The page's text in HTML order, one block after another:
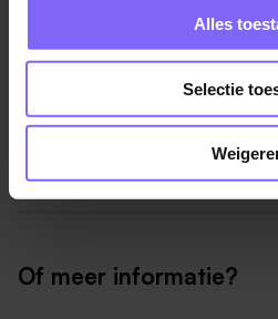
Alles
Selectie
externe stakeholders.
Je bent verantwoordelijk
en de maandafsluiting.
Je leidt of ondersteunt
systeemprojecten, zoals
Je signaleert
Of meer informatie?